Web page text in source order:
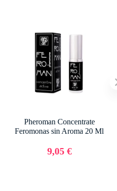
Pheroman Concentrate
Feromonas sin Aroma 20 Ml
9,05 €